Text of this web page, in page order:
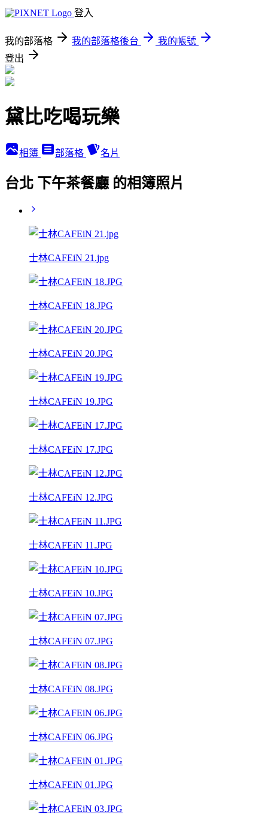
登入
我的部落格 我的部落格後台
我的帳號
登出
黛比吃喝玩樂
相簿 部落格 名片
台北 下午茶餐廳 的相簿照片
士林CAFEiN 21.jpg
士林CAFEiN 18.JPG
士林CAFEiN 20.JPG
士林CAFEiN 19.JPG
士林CAFEiN 17.JPG
士林CAFEiN 12.JPG
士林CAFEiN 11.JPG
士林CAFEiN 10.JPG
士林CAFEiN 07.JPG
士林CAFEiN 08.JPG
士林CAFEiN 06.JPG
士林CAFEiN 01.JPG